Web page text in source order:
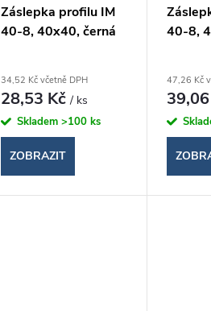
Záslepka profilu IM
40-8, 40x40, černá
34,52 Kč včetně DPH
28,53 Kč/ ks
Skladem >100 ks
ZOBRAZIT
40-8,
47,26 Kč